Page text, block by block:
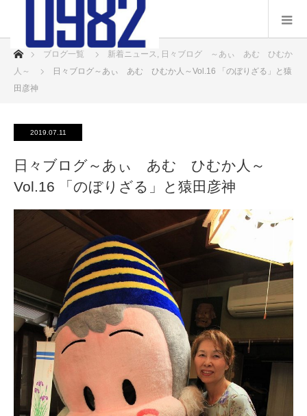
ホームブログ一覧 新着ニュース , 日々ブログ ～あぃ あむ ひむか
人～
日々ブログ～あぃ あむ ひむか人～Vol.16 「のぼりざる」と猿
田彦神
2019.07.11
日々ブログ～あぃ あむ ひむか人～
Vol.16 「のぼりざる」と猿田彦神